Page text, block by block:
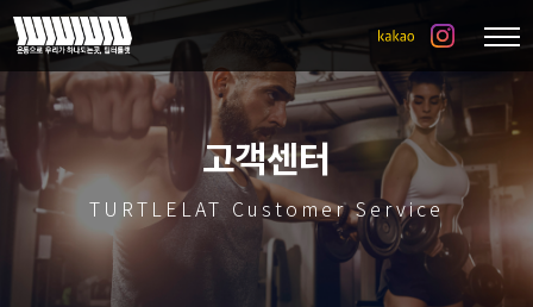
고객센터
TURTLELAT Customer Service